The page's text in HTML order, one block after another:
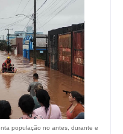
população no antes, durante e